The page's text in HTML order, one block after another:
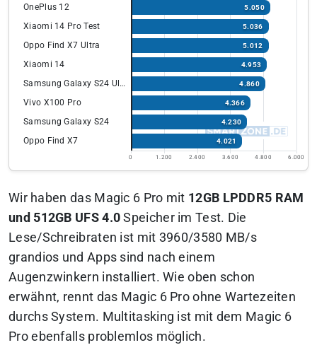
OnePlus 12 5.050
Xiaomi 14 Pro Test 5.036
Oppo Find X7 Ultra 5.012
Xiaomi 14 4.953
Samsung Galaxy S24 Ultra 4.860
Vivo X100 Pro 4.366
Samsung Galaxy S24 4.230
Oppo Find X7 4.021
0 1.200 2.400 3.600 4.800 6.000
Wir haben das Magic 6 Pro mit 12GB LPDDR5 RAM
und 512GB UFS 4.0 Speicher im Test. Die
Lese/Schreibraten ist mit 3960/3580 MB/s
grandios und Apps sind nach einem
Augenzwinkern installiert. Wie oben schon
erwähnt, rennt das Magic 6 Pro ohne Wartezeiten
durchs System. Multitasking ist mit dem Magic 6
Pro ebenfalls problemlos möglich.